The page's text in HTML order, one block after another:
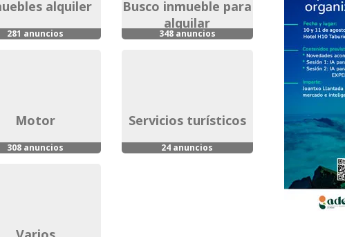
alquiler
281 anuncios
busco inmueble para
alquilar
348 anuncios
motor
308 anuncios
servicios turísticos
24 anuncios